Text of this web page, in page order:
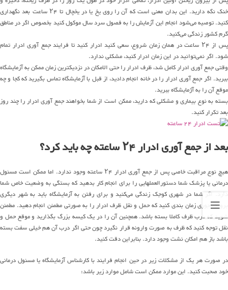
خنک نگه دارید. این بدان معنی است که آن را روی یخ یا در یخچال تا ۲۴ ساعت بعد نگهداری
کنید. توصیه می‌شود انجام این آزمایش را به فصول سرد سال موکول کنید بخصوص اگر در مناطق
گرم کشور زندگی می‌کنید.
پس از ۲۴ ساعت در همان زمان شروع، سعی کنید ادرار کنید تا فرایند جمع آوری ادرار تمام
شود. اگر نمی‌توانید در این زمان ادرار کنید، مشکلی ندارد.
وقتی جمع آوری ادرار کامل شد، ظرف ادرار را حتی الامکان در نزدیکترین زمان ممکن به آزمایشگاه
ببرید. اگر جمع آوری ادرار را در خانه انجام دادید، از قبل با آزمایشگاه تماس بگیرید که کجا و چه
موقع آن را به آژمایشگاه ببرید.
بسته به نوع بیماری و مشکلی که دارید، ممکن است از شما بخواهند جمع آوری ادرار را چند روز
بعد تکرار کنید.
بعد از جمع آوری ادرار ۲۴ ساعته چه باید کرد؟
هیچ نوع مراقبت خاصی پس از جمع آوری ادرار ۲۴ ساعته وجود ندارد. اما ممکن است مسئول
درمانی یا پزشک شما دستورالعملهایی را برای انجام کار بدهید که بستگی به وضعیت خاص شما
دارد. اگر شما در شهری کوجک زندگی می‌کنید و برای رفتن به آزمایشگاه باید به شهر دیگری
بروید. جوری زمان بندی کنید که حمل و نقل ظرف ادرار را به صورتی مطمئن انجام دهید. مطمئن
شوید که درب ظرف کاملا بسته باشد. همچنین آن را در یک کیسه بزرگ بگذارید و موقع حمل و
نقل توجه کنید که ظرف به صورت وارونه قرار نگیرد چون حتی اگر درب آن هم خیلی سفت بسته
باشد باز هم امکان نشت وجود دارد. بنابراین دقت کنید.
در صورت هر یک از مشکلات زیر در حین انجام فرایند با کارشناس آزمایشگاه یا مسئول درمانی
خود صحبت کنید. این موارد ممکن است شامل موارد زیر باشد: